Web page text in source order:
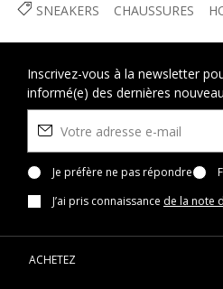
SNEAKERS CHAUSSURES
Inscrivez-vous à la newsletter
informé(e) des dernières
Je préfère ne pas répondre
J’ai pris connaissance de la note
ACHETEZ